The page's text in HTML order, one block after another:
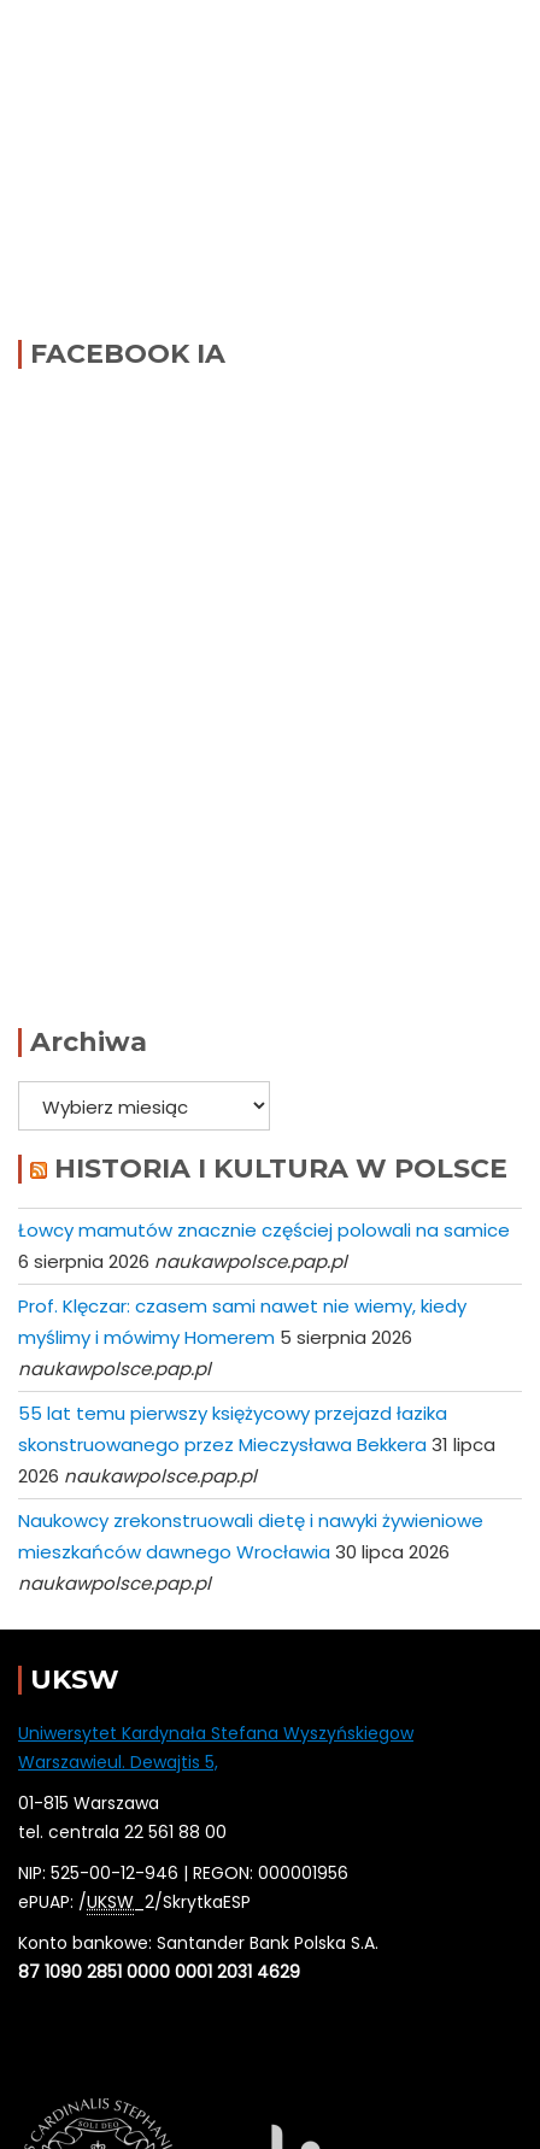
FACEBOOK IA
Archiwa
Archiwa
HISTORIA I KULTURA W POLSCE
Łowcy mamutów znacznie częściej polowali na samice
6 sierpnia 2026 naukawpolsce.pap.pl
Prof. Klęczar: czasem sami nawet nie wiemy, kiedy
myślimy i mówimy Homerem 5 sierpnia 2026
naukawpolsce.pap.pl
55 lat temu pierwszy księżycowy przejazd łazika
skonstruowanego przez Mieczysława Bekkera31 lipca
2026 naukawpolsce.pap.pl
Naukowcy zrekonstruowali dietę i nawyki żywieniowe
mieszkańców dawnego Wrocławia30 lipca 2026
naukawpolsce.pap.pl
UKSW
Uniwersytet Kardynała Stefana Wyszyńskiegow
Warszawieul. Dewajtis 5,
01-815 Warszawa
tel. centrala 22 561 88 00
NIP: 525-00-12-946 | REGON: 000001956
ePUAP: /UKSW _2/SkrytkaESP
Konto bankowe: Santander Bank Polska S.A.
87 1090 2851 0000 0001 2031 4629